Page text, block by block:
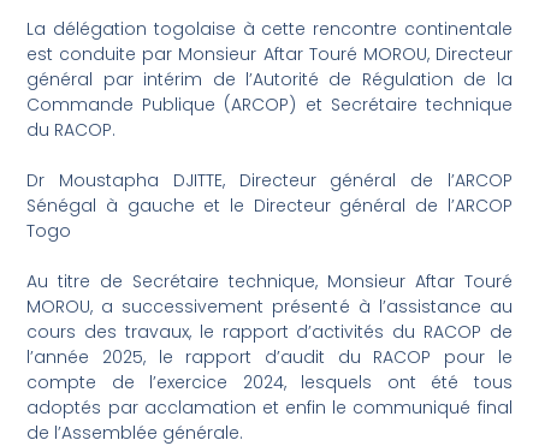
La délégation togolaise à cette rencontre continentale
est conduite par Monsieur Aftar Touré MOROU, Directeur
général par intérim de l’Autorité de Régulation de la
Commande Publique (ARCOP) et Secrétaire technique
du RACOP.
Dr Moustapha DJITTE, Directeur général de l’ARCOP
Sénégal à gauche et le Directeur général de l’ARCOP
Togo
Au titre de Secrétaire technique, Monsieur Aftar Touré
MOROU, a successivement présenté à l’assistance au
cours des travaux, le rapport d’activités du RACOP de
l’année 2025, le rapport d’audit du RACOP pour le
compte de l’exercice 2024, lesquels ont été tous
adoptés par acclamation et enfin le communiqué final
de l’Assemblée générale.